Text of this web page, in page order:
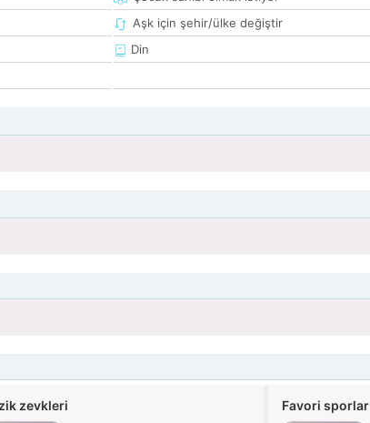
Aşk için şehir/ülke değiştir
Din
zevkleri Favori sporlar